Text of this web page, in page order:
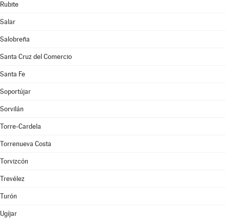
Rubite
Salar
Salobreña
Santa Cruz del Comercio
Santa Fe
Soportújar
Sorvilán
Torre-Cardela
Torrenueva Costa
Torvizcón
Trevélez
Turón
Ugíjar